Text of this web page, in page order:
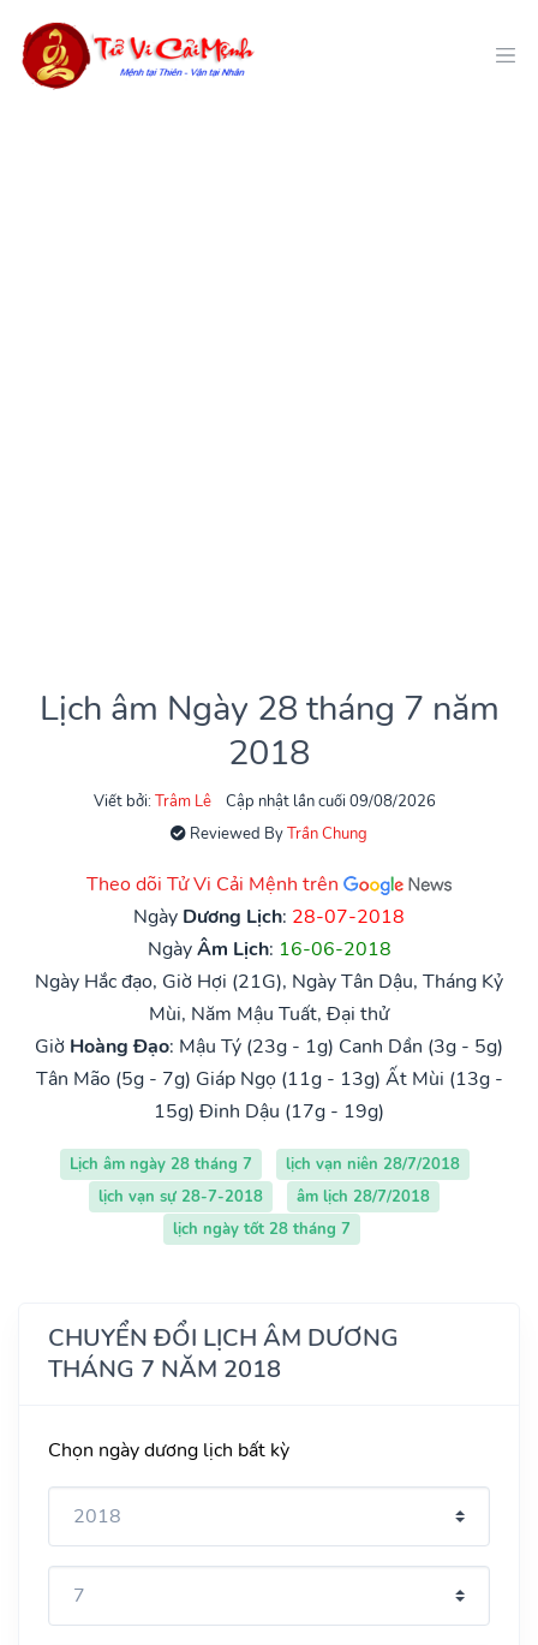
Lịch âm Ngày 28 tháng 7 năm
2018
Viết bởi: Trâm Lê
Cập nhật lần cuối 09/08/2026
Reviewed ByTrần Chung
Theo dõi Tử Vi Cải Mệnh trên
Ngày Dương Lịch: 28-07-2018
NgàyÂm Lịch: 16-06-2018
Ngày Hắc đạo, Giờ Hợi (21G), Ngày Tân Dậu, Tháng Kỷ
Mùi, Năm Mậu Tuất, Đại thử
Giờ Hoàng Đạo: Mậu Tý (23g - 1g) Canh Dần (3g - 5g)
Tân Mão (5g - 7g) Giáp Ngọ (11g - 13g) Ất Mùi (13g -
15g) Đinh Dậu (17g - 19g)
Lịch âm ngày 28 tháng 7
lịch vạn niên 28/7/2018
lịch vạn sự 28-7-2018
âm lịch 28/7/2018
lịch ngày tốt 28 tháng 7
CHUYỂN ĐỔI LỊCH ÂM DƯƠNG
THÁNG 7 NĂM 2018
Chọn ngày dương lịch bất kỳ